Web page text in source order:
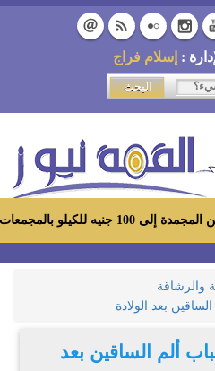
: إسلام فراج
«أهلاً رمضان»
والرشاقة
بعد الولادة
ألم الساقين بعد